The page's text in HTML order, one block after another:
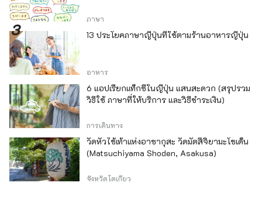
ภาษา
13 ประโยคภาษาญี่ปุ่นที่ใช้ตามร้านอาหารญี่ปุ่น
อาหาร
6 แอปเรียกแท็กซี่ในญี่ปุ่น แสนสะดวก (สรุปรวม
วิธีใช้ ภาษาที่ให้บริการ และวิธีชำระเงิน)
การเดินทาง
วัดหัวไช้เท้าแห่งอาซากุสะ วัดมัตสึจิยามะโชเด็น
(Matsuchiyama Shoden, Asakusa)
จังหวัดโตเกียว